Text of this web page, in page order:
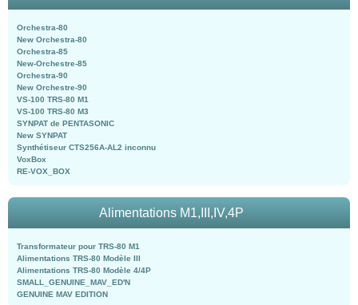
Orchestra-80
New Orchestra-80
Orchestra-85
New-Orchestre-85
Orchestra-90
New Orchestre-90
VS-100 TRS-80 M1
VS-100 TRS-80 M3
SYNPAT de PENTASONIC
New SYNPAT
Synthétiseur CTS256A-AL2 inconnu
VoxBox
RE-VOX_BOX
Alimentations M1,III,IV,4P
Transformateur pour TRS-80 M1
Alimentations TRS-80 Modèle III
Alimentations TRS-80 Modèle 4/4P
SMALL_GENUINE_MAV_ED'N
GENUINE MAV EDITION